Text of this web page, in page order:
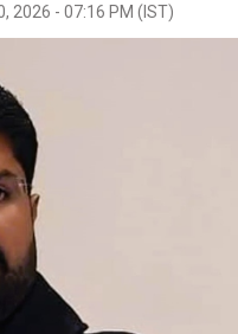
2026 - 07:16 PM (IST)